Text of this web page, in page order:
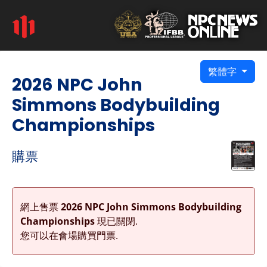
繁體字
2026 NPC John
Simmons Bodybuilding
Championships
購票
網上售票2026 NPC John Simmons Bodybuilding
Championships現已關閉.
您可以在會場購買門票.